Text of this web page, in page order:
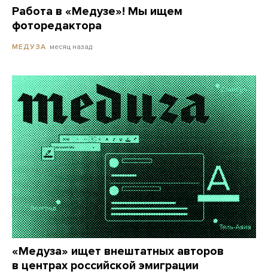
Работа в «Медузе»! Мы ищем
фоторедактора
МЕДУЗА месяц назад
«Медуза» ищет внештатных авторов
в центрах российской эмиграции